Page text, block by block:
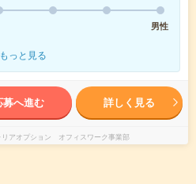
男性
もっと見る
募へ進む 詳しく見る
リアオプション オフィスワーク事業部